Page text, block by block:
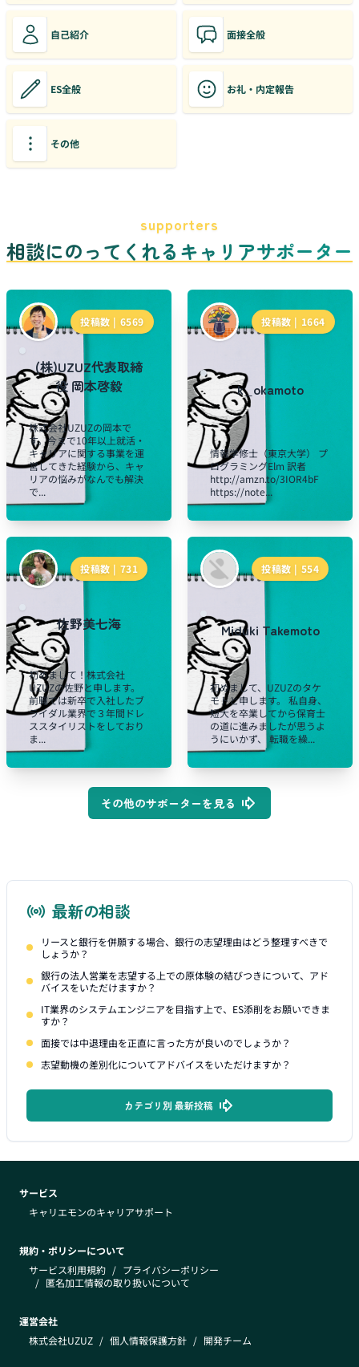
自己紹介 面接全般
ES全般 お礼・内定報告
その他
supporters
相談にのってくれるキャリアサポーター
投稿数 | 6569
(株)UZUZ代表取締
役 岡本啓毅
株式会社UZUZの岡本で
す。今まで10年以上就活・
キャリアに関する事業を運
営してきた経験から、キャ
リアの悩みがなんでも解決
で...
投稿数 | 1664
k_okamoto
情報学修士（東京大学） プ
ログラミングElm 訳者
http://amzn.to/3IOR4bF
https://note...
投稿数 | 731
佐野美七海
初めまして！株式会社
UZUZの佐野と申します。
前職では新卒で入社したブ
ライダル業界で３年間ドレ
ススタイリストをしており
ま...
投稿数 | 554
Miduki Takemoto
初めまして、UZUZのタケ
モトと申します。 私自身、
短大を卒業してから保育士
の道に進みましたが思うよ
うにいかず、 転職を繰...
その他のサポーターを見る
最新の相談
リースと銀行を併願する場合、銀行の志望理由はどう整理すべきで
しょうか？
銀行の法人営業を志望する上での原体験の結びつきについて、アド
バイスをいただけますか？
IT業界のシステムエンジニアを目指す上で、ES添削をお願いできま
すか？
面接では中退理由を正直に言った方が良いのでしょうか？
志望動機の差別化についてアドバイスをいただけますか？
カテゴリ別 最新投稿
サービス
キャリエモンのキャリアサポート
規約・ポリシーについて
サービス利用規約 / プライバシーポリシー
/ 匿名加工情報の取り扱いについて
運営会社
株式会社UZUZ / 個人情報保護方針 / 開発チーム